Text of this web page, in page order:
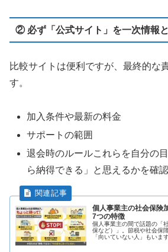
② 必ず「公式サイト」を一次情報
比較サイトは便利ですが、最終的な
す。
加入条件や最新の料金
サポートの範囲
退会時のルールこれらを自分の
ら納得できる」と思えるかを確
個人事業主の社会保険
7つの特徴
個人事業主の間で話題の「
保など）」。節税や社会保
「向いていない人」もいま